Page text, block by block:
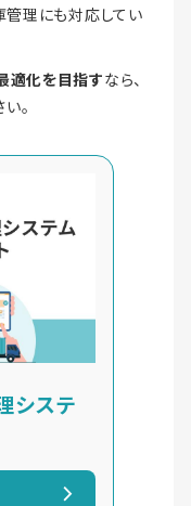
管理にも対応してい
適化を目指すなら、
。
システ